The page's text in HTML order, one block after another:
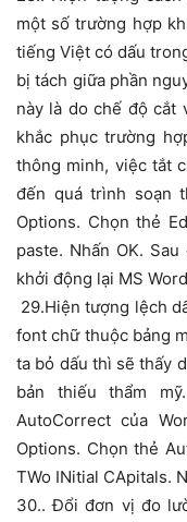
một số trường hợp
tiếng Việt có dấu
bị tách giữa phần
này là do chế độ cắt
khắc phục trường
thông minh, việc tắt
đến quá trình soạn
Options. Chọn thẻ
paste. Nhấn OK.
khởi động lại MS
29.Hiện tượng lệch
font chữ thuộc bảng
ta bỏ dấu thì sẽ thấy
bản thiếu thẩm
AutoCorrect của
Options. Chọn thẻ
TWo INitial CApitals.
30.. Đổi đơn vị đo